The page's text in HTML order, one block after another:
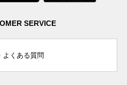
SERVICE
よくある質問